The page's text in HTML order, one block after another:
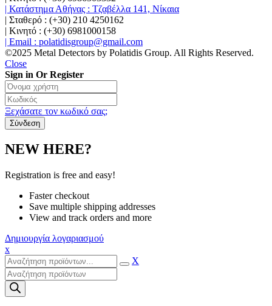
| Κατάστημα Αθήνας : Τζαβέλλα 141, Νίκαια
| Σταθερό : (+30) 210 4250162
| Κινητό : (+30) 6981000158
| Email : polatidisgroup@gmail.com
©2025 Metal Detectors by Polatidis Group. All Rights Reserved.
Close
Sign in Or Register
Ξεχάσατε τον κωδικό σας;
NEW HERE?
Registration is free and easy!
Faster checkout
Save multiple shipping addresses
View and track orders and more
Δημιουργία λογαριασμού
x
X
Products
search